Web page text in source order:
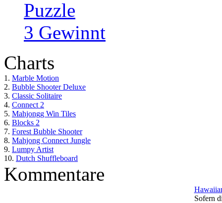
Puzzle
3 Gewinnt
Charts
1. Marble Motion
2. Bubble Shooter Deluxe
3. Classic Solitaire
4. Connect 2
5. Mahjongg Win Tiles
6. Blocks 2
7. Forest Bubble Shooter
8. Mahjong Connect Jungle
9. Lumpy Artist
10. Dutch Shuffleboard
Kommentare
Sofern